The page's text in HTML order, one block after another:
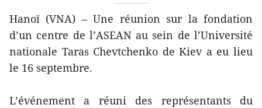
Hanoï (VNA) – Une réunion sur la fondation
d’un centre de l’ASEAN au sein de l’Université
nationale Taras Chevtchenko de Kiev a eu lieu
le 16 septembre.
L’événement a réuni des représentants du